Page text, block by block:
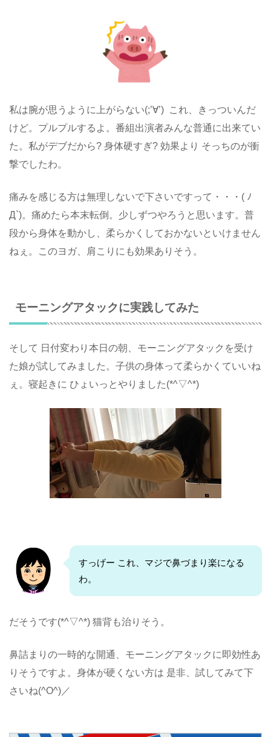
私は腕が思うように上がらない(;’∀’) これ、きっついんだ
けど。プルプルするよ。番組出演者みんな普通に出来てい
た。私がデブだから? 身体硬すぎ? 効果より そっちのが衝
撃でしたわ。
痛みを感じる方は無理しないで下さいですって・・・( ﾉ
Д`)。痛めたら本末転倒。少しずつやろうと思います。普
段から身体を動かし、柔らかくしておかないといけません
ねぇ。このヨガ、肩こりにも効果ありそう。
モーニングアタックに実践してみた
そして 日付変わり本日の朝、モーニングアタックを受け
た娘が試してみました。子供の身体って柔らかくていいね
ぇ。寝起きに ひょいっとやりました(*^▽^*)
すっげー これ、マジで鼻づまり楽になる
わ。
だそうです(*^▽^*) 猫背も治りそう。
鼻詰まりの一時的な開通、モーニングアタックに即効性あ
りそうですよ。身体が硬くない方は 是非、試してみて下
さいね(^O^)／